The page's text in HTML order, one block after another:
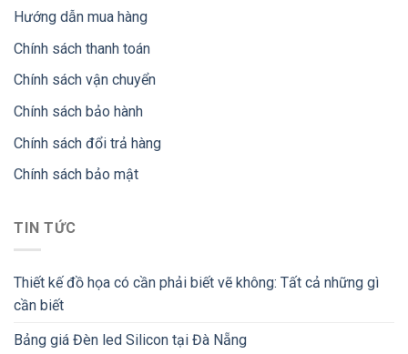
Hướng dẫn mua hàng
Chính sách thanh toán
Chính sách vận chuyển
Chính sách bảo hành
Chính sách đổi trả hàng
Chính sách bảo mật
TIN TỨC
Thiết kế đồ họa có cần phải biết vẽ không: Tất cả những gì
cần biết
Bảng giá Đèn led Silicon tại Đà Nẵng